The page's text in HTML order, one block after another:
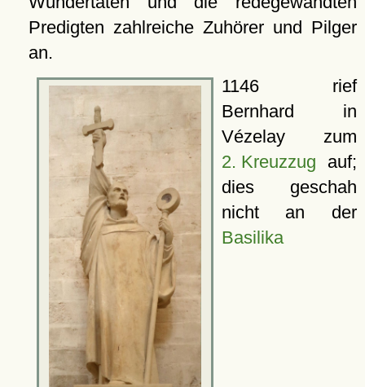
Predigten zahlreiche Zuhörer und Pilger
an.
1146 rief
Bernhard in
Vézelay zum
2. Kreuzzug auf;
dies geschah
nicht an der
Basilika